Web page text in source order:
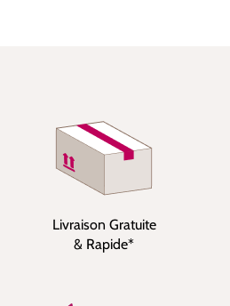
Livraison Gratuite
& Rapide*